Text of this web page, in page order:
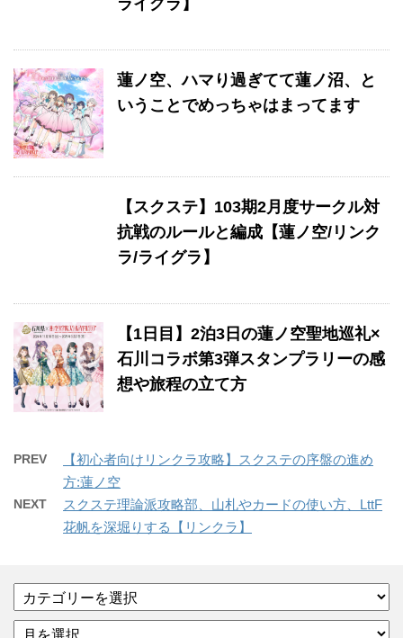
ライグラ】
蓮ノ空、ハマり過ぎてて蓮ノ沼、と
いうことでめっちゃはまってます
【スクステ】103期2月度サークル対
抗戦のルールと編成【蓮ノ空/リンク
ラ/ライグラ】
【1日目】2泊3日の蓮ノ空聖地巡礼×
石川コラボ第3弾スタンプラリーの感
想や旅程の立て方
PREV
【初心者向けリンクラ攻略】スクステの序盤の進め
方:蓮ノ空
NEXT
スクステ理論派攻略部、山札やカードの使い方、LttF
花帆を深堀りする【リンクラ】
テ
ゴ
ア